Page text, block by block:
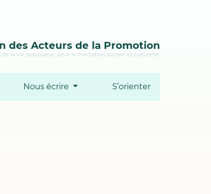
des Acteurs de la Promotion
la vie associative, pour la médiation sociale et culturelle.
Nous écrire S’orienter